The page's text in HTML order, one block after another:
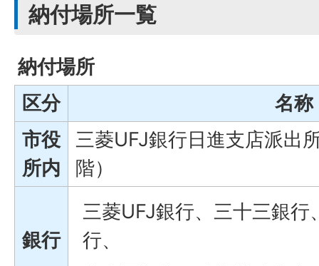
納付場所一覧
納付場所
区分
名称
市役
所内
三菱UFJ銀行日進支店派出
階）
銀行
三菱UFJ銀行、三十三銀
行、